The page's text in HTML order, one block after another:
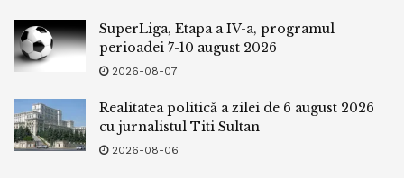
SuperLiga, Etapa a IV-a, programul
perioadei 7-10 august 2026
2026-08-07
Realitatea politică a zilei de 6 august 2026
cu jurnalistul Titi Sultan
2026-08-06